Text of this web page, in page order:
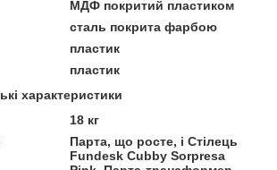
МДФ покритий пластиком
сталь покрита фарбою
пластик
пластик
характеристики
18 кг
Парта, що росте, і Стілець
Fundesk Cubby Sorpresa